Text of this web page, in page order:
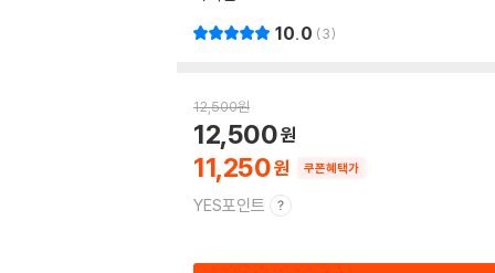
10.0 3
12,500원
11,250
12,500
쿠폰혜택가
YES포인트